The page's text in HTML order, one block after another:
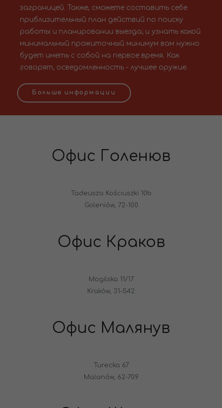
заграницей. Также, сможете составить себе
приблизительный план действий по поиску
работы и планировании выезда; и узнать какой
минимальный прожиточный минимум вам нужно
будет иметь с собой на первое время. Как
говорят, осведомленность - лучшее оружие.
Больше информации
Офис Голенюв
Tadeusza Kościuszki 10b
Goleniów, 72-100
Офис Краков
Mogilska 11/17
Kraków, 31-542
Офис Малянув
Turecka 67
Malanów, 62-709